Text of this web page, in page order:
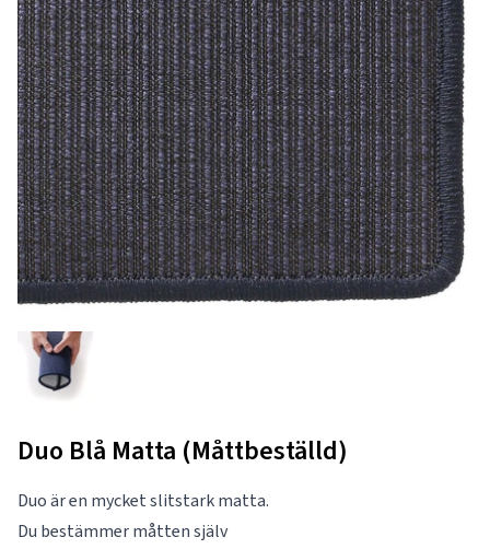
Duo Blå Matta (Måttbeställd)
Duo är en mycket slitstark matta.
Du bestämmer måtten själv